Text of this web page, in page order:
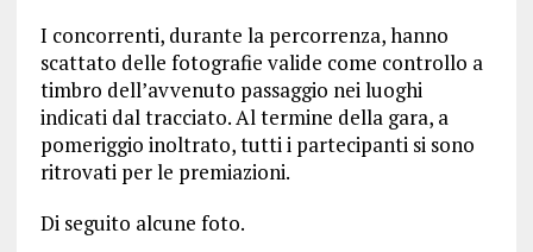
I concorrenti, durante la percorrenza, hanno
scattato delle fotografie valide come controllo a
timbro dell’avvenuto passaggio nei luoghi
indicati dal tracciato. Al termine della gara, a
pomeriggio inoltrato, tutti i partecipanti si sono
ritrovati per le premiazioni.
Di seguito alcune foto.